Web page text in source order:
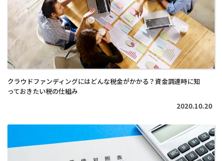
む
>
クラウドファンディングにはどんな税金がかかる？資金調達時に知
っておきたい税の仕組み
2020.10.20